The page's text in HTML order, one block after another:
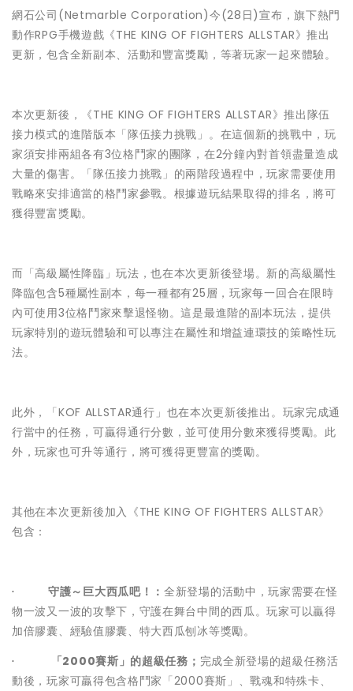
網石公司(Netmarble Corporation)今(28日)宣布，旗下熱門
動作RPG手機遊戲《THE KING OF FIGHTERS ALLSTAR》推出
更新，包含全新副本、活動和豐富獎勵，等著玩家一起來體驗。
本次更新後，《THE KING OF FIGHTERS ALLSTAR》推出隊伍
接力模式的進階版本「隊伍接力挑戰」。在這個新的挑戰中，玩
家須安排兩組各有3位格鬥家的團隊，在2分鐘內對首領盡量造成
大量的傷害。「隊伍接力挑戰」的兩階段過程中，玩家需要使用
戰略來安排適當的格鬥家參戰。根據遊玩結果取得的排名，將可
獲得豐富獎勵。
而「高級屬性降臨」玩法，也在本次更新後登場。新的高級屬性
降臨包含5種屬性副本，每一種都有25層，玩家每一回合在限時
內可使用3位格鬥家來擊退怪物。這是最進階的副本玩法，提供
玩家特別的遊玩體驗和可以專注在屬性和增益連環技的策略性玩
法。
此外，「KOF ALLSTAR通行」也在本次更新後推出。玩家完成通
行當中的任務，可贏得通行分數，並可使用分數來獲得獎勵。此
外，玩家也可升等通行，將可獲得更豐富的獎勵。
其他在本次更新後加入《THE KING OF FIGHTERS ALLSTAR》
包含：
· 守護～巨大西瓜吧！： 全新登場的活動中，玩家需要在怪
物一波又一波的攻擊下，守護在舞台中間的西瓜。玩家可以贏得
加倍膠囊、經驗值膠囊、特大西瓜刨冰等獎勵。
·
「2000賽斯」的超級任務； 完成全新登場的超級任務活
動後，玩家可贏得包含格鬥家「2000賽斯」、戰魂和特殊卡、